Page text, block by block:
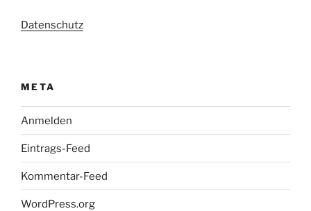
Datenschutz
META
Anmelden
Eintrags-Feed
Kommentar-Feed
WordPress.org